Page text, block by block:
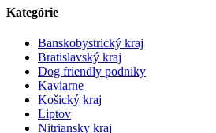
Kategórie
Banskobystrický kraj
Bratislavský kraj
Dog friendly podniky
Kaviarne
Košický kraj
Liptov
Nitriansky kraj